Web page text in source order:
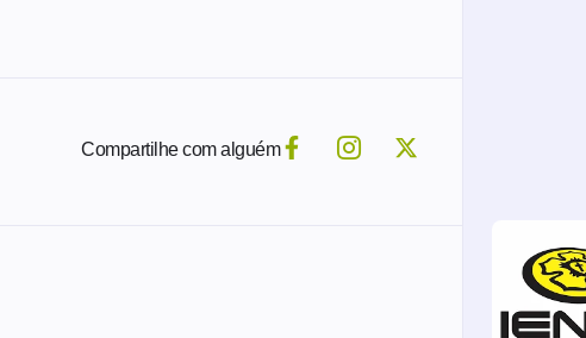
Compartilhe com alguém